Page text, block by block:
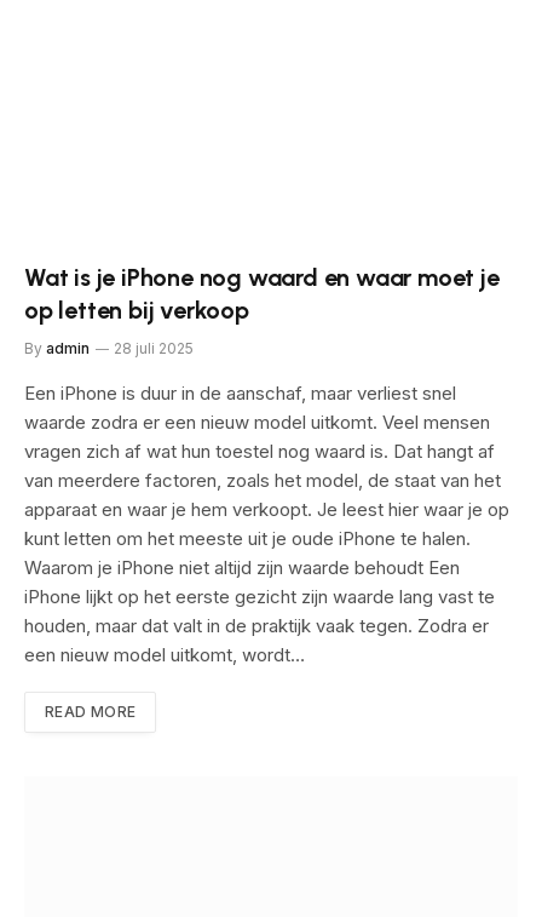
Wat is je iPhone nog waard en waar moet je
op letten bij verkoop
By admin 28 juli 2025
Een iPhone is duur in de aanschaf, maar verliest snel
waarde zodra er een nieuw model uitkomt. Veel mensen
vragen zich af wat hun toestel nog waard is. Dat hangt af
van meerdere factoren, zoals het model, de staat van het
apparaat en waar je hem verkoopt. Je leest hier waar je op
kunt letten om het meeste uit je oude iPhone te halen.
Waarom je iPhone niet altijd zijn waarde behoudt Een
iPhone lijkt op het eerste gezicht zijn waarde lang vast te
houden, maar dat valt in de praktijk vaak tegen. Zodra er
een nieuw model uitkomt, wordt…
READ MORE